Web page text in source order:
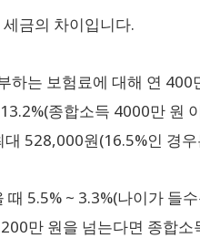
금의 차이입니다.
하는 보험료에 대해 연
종합소득 4000만 원
대 528,000원(16.5%인 경
때 5.5% ~ 3.3%(나이가 들
만 원을 넘는다면 종합